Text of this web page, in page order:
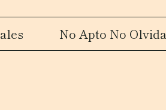
No Apto No Olvida